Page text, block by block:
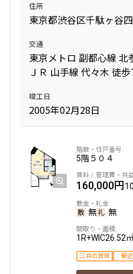
住所
東京都渋谷区千駄ヶ谷
交通
東京メトロ 副都心線 北
ＪＲ 山手線 代々木 徒
竣工日
2005年02月28日
5階５０４
160,000円
無 無
1R+WIC26.52
三井の賃貸 駅近